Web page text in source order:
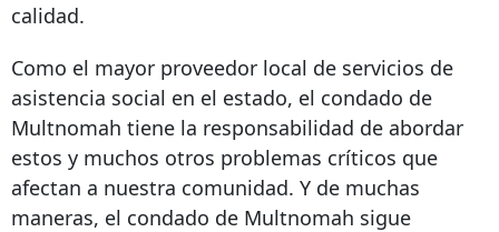
calidad.
Como el mayor proveedor local de servicios de
asistencia social en el estado, el condado de
Multnomah tiene la responsabilidad de abordar
estos y muchos otros problemas críticos que
afectan a nuestra comunidad. Y de muchas
maneras, el condado de Multnomah sigue